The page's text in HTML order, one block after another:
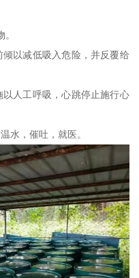
以减低吸入危险，并反覆给
人工呼吸，心跳停止施行心
水，催吐，就医。